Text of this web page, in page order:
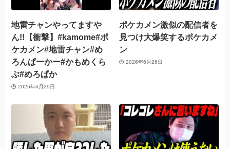
地雷チャンやってますや
ん!!【衝撃】#kamome#ポ
ケカメン#地雷チャン#め
ろんぱーかー#かもめくら
ぶ#めろぱか
2026年6月29日
ポケカメン激似の配信者を
見つけ大爆笑するポケカメ
ン
2026年6月26日